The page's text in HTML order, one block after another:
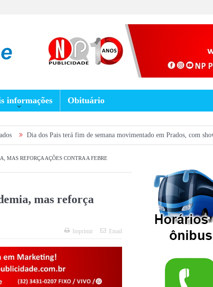
informações Obituário
Pais terá fim de semana movimentado em Prados, com show gratuito na
REFORÇA AÇÕES CONTRA A FEBRE
mas reforça
Imprimir Email